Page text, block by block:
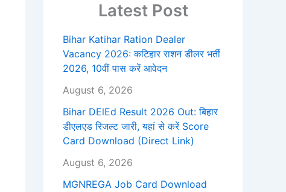
Latest Post
Bihar Katihar Ration Dealer
Vacancy 2026: कटिहार राशन डीलर भर्ती
2026, 10वीं पास करें आवेदन
August 6, 2026
Bihar DElEd Result 2026 Out: बिहार
डीएलएड रिजल्ट जारी, यहां से करें Score
Card Download (Direct Link)
August 6, 2026
MGNREGA Job Card Download